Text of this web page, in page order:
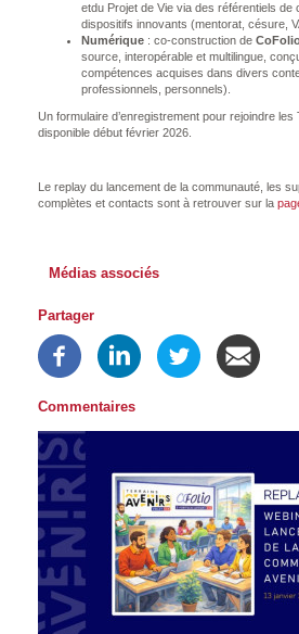
etdu Projet de Vie via des référentiels de
dispositifs innovants (mentorat, césure,
Numérique : co-construction de
source, interopérable et multilingue,
compétences acquises dans divers
professionnels, personnels).
Un formulaire d’enregistrement pour rejoindre les
disponible début février 2026.
Le replay du lancement de la communauté, les
complètes et contacts sont à retrouver sur la
Médias associés
Partager
Commentaires
Illustration